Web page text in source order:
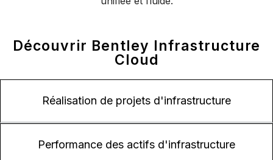
Découvrir Bentley Infrastructure
Cloud
Réalisation de projets d'infrastructure
Performance des actifs d'infrastructure